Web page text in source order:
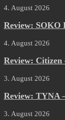
4. August 2026
Review: SOKO
4. August 2026
Review: Citizen
3. August 2026
Review: TYNA
3. August 2026